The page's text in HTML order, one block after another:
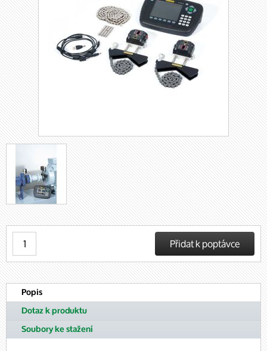
Popis
Dotaz k produktu
Soubory ke stažení